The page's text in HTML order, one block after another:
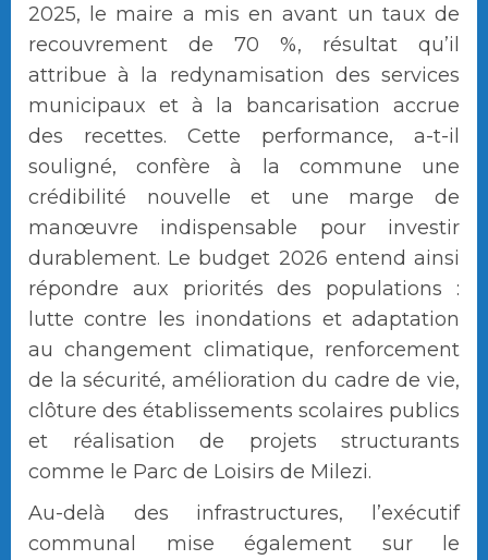
2025, le maire a mis en avant un taux de
recouvrement de 70 %, résultat qu’il
attribue à la redynamisation des services
municipaux et à la bancarisation accrue
des recettes. Cette performance, a-t-il
souligné, confère à la commune une
crédibilité nouvelle et une marge de
manœuvre indispensable pour investir
durablement. Le budget 2026 entend ainsi
répondre aux priorités des populations :
lutte contre les inondations et adaptation
au changement climatique, renforcement
de la sécurité, amélioration du cadre de vie,
clôture des établissements scolaires publics
et réalisation de projets structurants
comme le Parc de Loisirs de Milezi.
Au-delà des infrastructures, l’exécutif
communal mise également sur le